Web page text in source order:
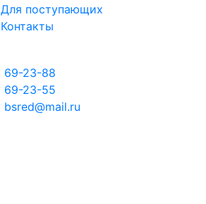
Для поступающих
Контакты
69-23-88
69-23-55
bsred@mail.ru